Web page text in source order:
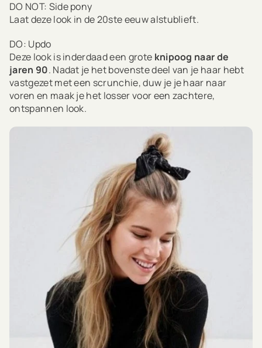
DO NOT: Side pony
Laat deze look in de 20ste eeuw alstublieft.
DO: Updo
Deze look is inderdaad een grote knipoog naar de
jaren 90. Nadat je het bovenste deel van je haar hebt
vastgezet met een scrunchie, duw je je haar naar
voren en maak je het losser voor een zachtere,
ontspannen look.